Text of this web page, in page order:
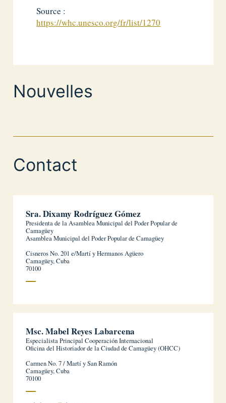
Source :
https://whc.unesco.org/fr/list/1270
Nouvelles
Contact
Sra. Dixamy Rodríguez Gómez
Presidenta de la Asamblea Municipal del Poder Popular de
Camagüey
Asamblea Municipal del Poder Popular de Camagüey
Cisneros No. 201 e/Martí y Hermanos Agüero
Camagüey, Cuba
70100
Msc. Mabel Reyes Labarcena
Especialista Principal Cooperación Internacional
Oficina del Historiador de la Ciudad de Camagüey (OHCC)
Carmen No. 7 / Martí y San Ramón
Camagüey, Cuba
70100